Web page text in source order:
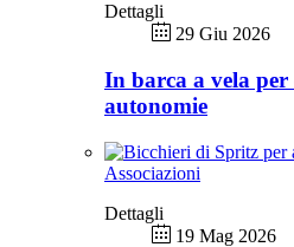
Dettagli
29 Giu 2026
In barca a vela per
autonomie
Associazioni
Dettagli
19 Mag 2026